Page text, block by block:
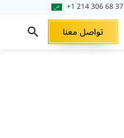
+1 214 306 68 37
تواصل معنا